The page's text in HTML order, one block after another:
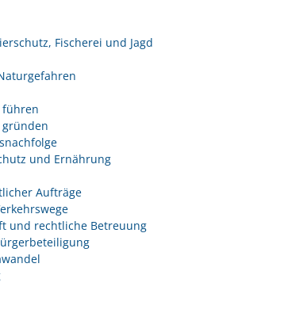
Fischerei und Jagd
führen
und Ernährung
Aufträge
und rechtliche Betreuung